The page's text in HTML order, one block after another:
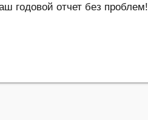
годовой отчет без проблем!